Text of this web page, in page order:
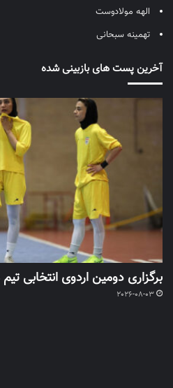
الهه مولادوست
تهمینه سبحانی
آخرین پست های بازبینی شده
برگزاری دومین اردوی انتخابی
2026-08-03